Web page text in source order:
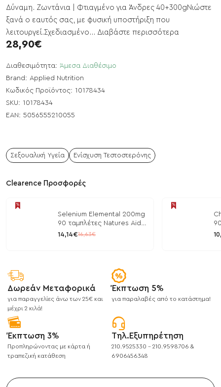
Διαθεσιμότητα: Άμεσα Διαθέσιμο
Brand: Applied Nutrition
Κωδικός Προϊόντος: 10178434
SKU: 10178434
EAN: 5056555210055
28,90€
Δύναμη. Ζωντάνια | Φτιαγμένο για Άνδρες 40+300gΝιώστε
ξανά ο εαυτός σας, με φυσική υποστήριξη που
λειτουργεί.Σχεδιασμένο... Διαβάστε περισσότερα
Σεξουαλική Υγεία Ενίσχυση Τεστοστερόνης
Clearence Προσφορές
Selenium Elemental 200mg
90 ταμπλέτες Natures Aid
/ Μέταλλα
14,14€16,63€
/
Δωρεάν Μεταφορικά
για παραγγελίες άνω των 25€ και
μέχρι 2 κιλά!
Έκπτωση 5%
για παραλαβές από το κατάστημα!
Έκπτωση 3%
Προπληρώνοντας με κάρτα ή
τραπεζική κατάθεση
Τηλ.Εξυπηρέτηση
210.9525330 - 210.9598706 &
6906456348